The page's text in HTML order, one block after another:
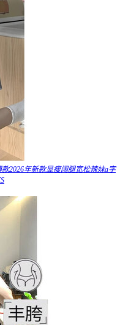
2026年新款显瘦阔腿宽松辣妹a字